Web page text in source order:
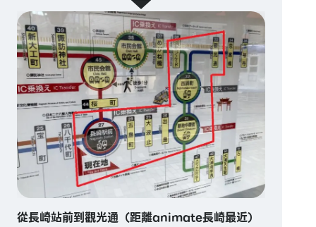
從長崎站前到觀光通（距離animate長崎最近）